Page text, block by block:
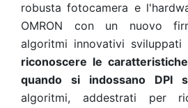
robusta fotocamera e
OMRON con un nuovo
algoritmi innovativi sviluppati
riconoscere le
quando si indossano DPI
algoritmi, addestrati per